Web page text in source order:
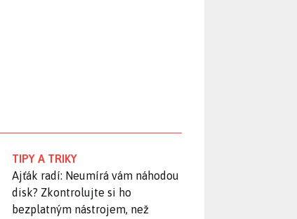
TIPY A TRIKY
Ajťák radí: Neumírá vám náhodou
disk? Zkontrolujte si ho
bezplatným nástrojem, než